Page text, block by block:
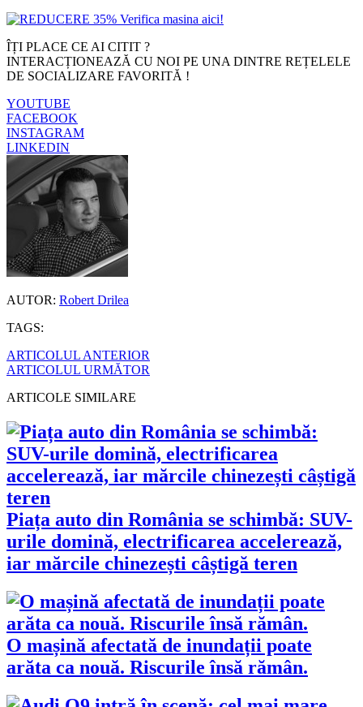
ÎȚI PLACE CE AI CITIT ?
INTERACȚIONEAZĂ CU NOI PE UNA DINTRE REȚELELE
DE SOCIALIZARE FAVORITĂ !
YOUTUBE
FACEBOOK
INSTAGRAM
LINKEDIN
AUTOR: Robert Drilea
TAGS:
ARTICOLUL ANTERIOR
ARTICOLUL URMĂTOR
ARTICOLE SIMILARE
Piața auto din România se schimbă: SUV-
urile domină, electrificarea accelerează,
iar mărcile chinezești câștigă teren
O mașină afectată de inundații poate
arăta ca nouă. Riscurile însă rămân.